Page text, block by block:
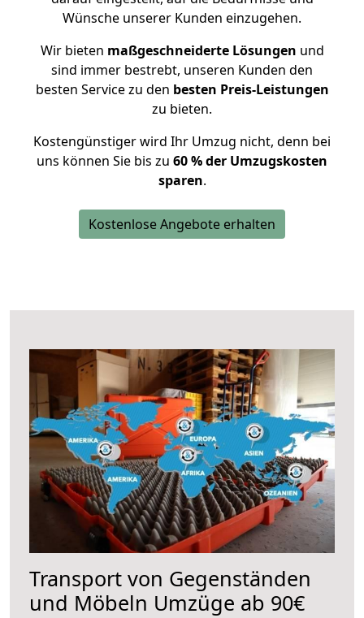
Wünsche unserer Kunden einzugehen.
Wir bieten maßgeschneiderte Lösungen und
sind immer bestrebt, unseren Kunden den
besten Service zu den besten Preis-Leistungen
zu bieten.
Kostengünstiger wird Ihr Umzug nicht, denn bei
uns können Sie bis zu 60 % der Umzugskosten
sparen.
Kostenlose Angebote erhalten
Transport von Gegenständen
und Möbeln Umzüge ab 90€